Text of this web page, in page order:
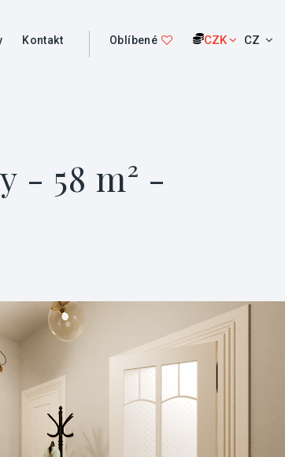
Kontakt Oblíbené CZK CZ
- 58 m² -